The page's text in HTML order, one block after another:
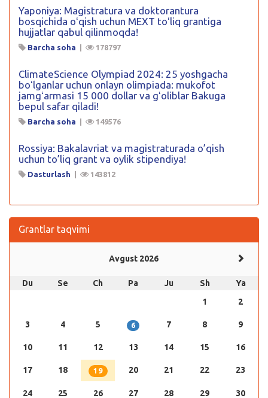
Yaponiya: Magistratura va doktorantura
bosqichida oʻqish uchun MEXT toʻliq grantiga
hujjatlar qabul qilinmoqda!
Barcha soha 178797
ClimateScience Olympiad 2024: 25 yoshgacha
boʻlganlar uchun onlayn olimpiada: mukofot
jamgʻarmasi 15 000 dollar va gʻoliblar Bakuga
bepul safar qiladi!
Barcha soha 149576
Rossiya: Bakalavriat va magistraturada o’qish
uchun to’liq grant va oylik stipendiya!
Dasturlash 143812
Grantlar taqvimi
Avgust 2026
Du Se Ch Pa Ju Sh
Ya
1
2
3 4 5 6 7 8 9
10 11 12 13 14 15 16
17 18 19 20 21 22 23
24 25 26 27 28 29 30